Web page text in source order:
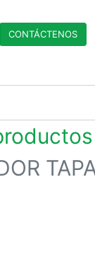
CONTÁCTENO​​​​S